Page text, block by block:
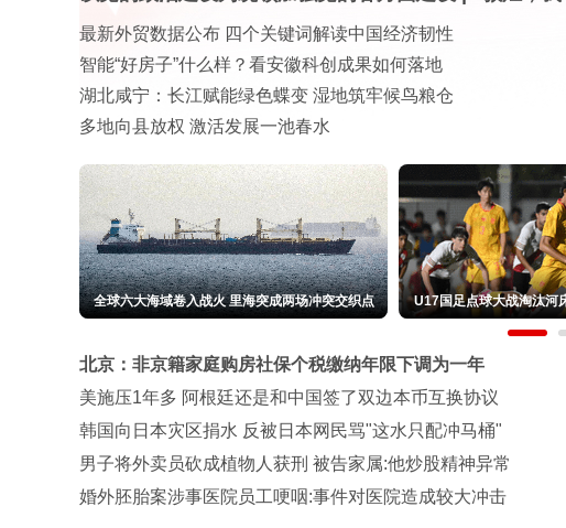
最新外贸数据公布 四个关键词解读中国经济韧性
智能“好房子”什么样？看安徽科创成果如何落地
湖北咸宁：长江赋能绿色蝶变 湿地筑牢候鸟粮仓
多地向县放权 激活发展一池春水
全球六大海域卷入战火 里海突成两场冲突交织点 U17国足点球大战淘汰河
北京：非京籍家庭购房社保个税缴纳年限下调为一年
美施压1年多 阿根廷还是和中国签了双边本币互换协议
韩国向日本灾区捐水 反被日本网民骂"这水只配冲马桶"
男子将外卖员砍成植物人获刑 被告家属:他炒股精神异常
婚外胚胎案涉事医院员工哽咽:事件对医院造成较大冲击